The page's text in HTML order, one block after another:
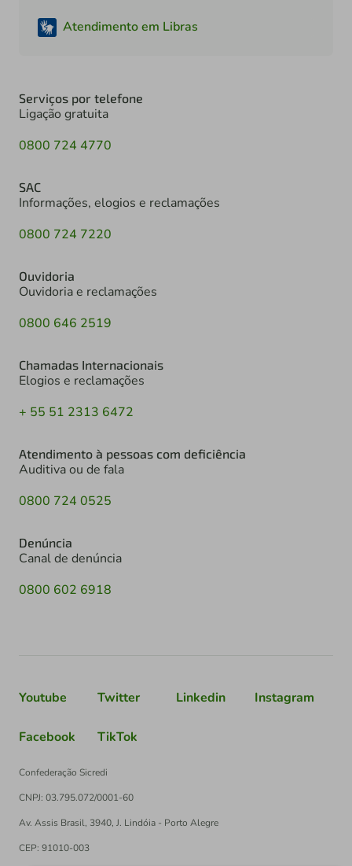
Atendimento em Libras
Serviços por telefone
Ligação gratuita
0800 724 4770
SAC
Informações, elogios e reclamações
0800 724 7220
Ouvidoria
Ouvidoria e reclamações
0800 646 2519
Chamadas Internacionais
Elogios e reclamações
+ 55 51 2313 6472
Atendimento à pessoas com deficiência
Auditiva ou de fala
0800 724 0525
Denúncia
Canal de denúncia
0800 602 6918
Youtube Twitter Linkedin Instagram
Facebook TikTok
Confederação Sicredi
CNPJ: 03.795.072/0001-60
Av. Assis Brasil, 3940, J. Lindóia - Porto Alegre
CEP: 91010-003